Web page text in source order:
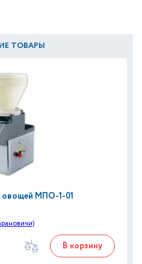
ТОВАРЫ
овощей МПО-1-01
В корзину